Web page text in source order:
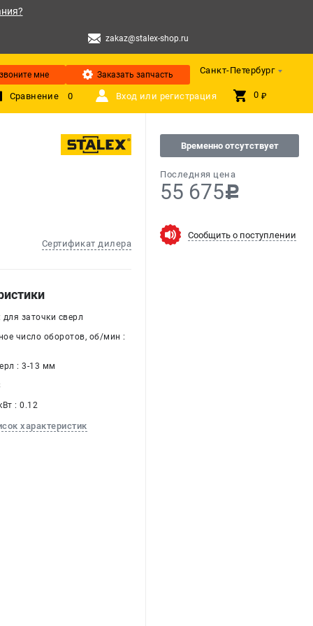
zakaz@stalex-shop.ru
Санкт-Петербург
мне Заказать запчасть
Сравнение 0 Вход или регистрация 0 ₽
Сертификат дилера
Временно отсутствует
Последняя цена
55 675c
Сообщить о поступлении
для заточки сверл
число оборотов, об/мин :
: 3-13 мм
: 0.12
характеристик